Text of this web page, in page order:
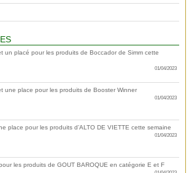
un placé pour les produits de Boccador de Simm cette
01/04/2023
une place pour les produits de Booster Winner
01/04/2023
place pour les produits d’ALTO DE VIETTE cette semaine
01/04/2023
les produits de GOUT BAROQUE en catégorie E et F